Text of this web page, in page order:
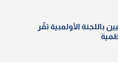
باللجنة الأولمبية تقّر